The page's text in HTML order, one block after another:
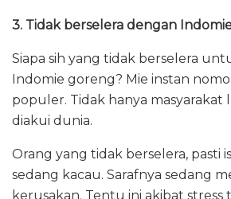
3. Tidak berselera dengan
Siapa sih yang tidak berselera
Indomie goreng? Mie instan
populer. Tidak hanya masyarakat
diakui dunia.
Orang yang tidak berselera, pasti
sedang kacau. Sarafnya sedang
kerusakan. Tentu ini akibat stress